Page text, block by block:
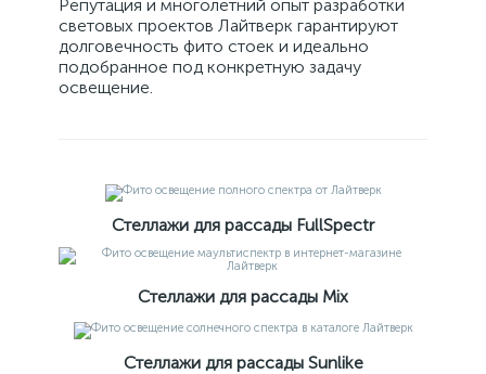
Репутация и многолетний опыт разработки
световых проектов Лайтверк гарантируют
долговечность фито стоек и идеально
подобранное под конкретную задачу
освещение.
Стеллажи для рассады FullSpectr
Стеллажи для рассады Mix
Стеллажи для рассады Sunlike